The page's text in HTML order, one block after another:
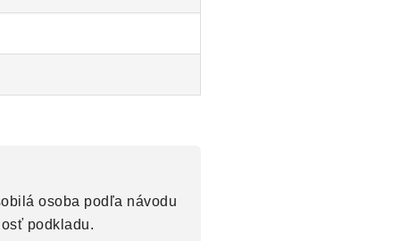
osoba podľa návodu
podkladu.